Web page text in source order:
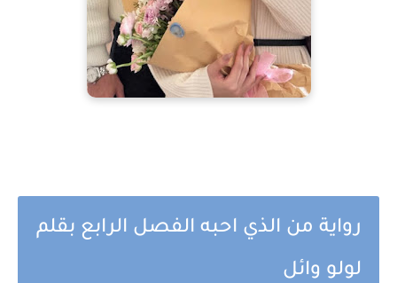
رواية من الذي احبه الفصل الرابع بقلم
لولو وائل